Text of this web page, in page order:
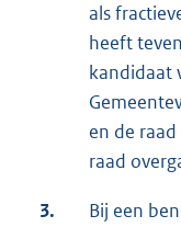
als
heeft
kandidaat
en de
raad
3.
Bij een